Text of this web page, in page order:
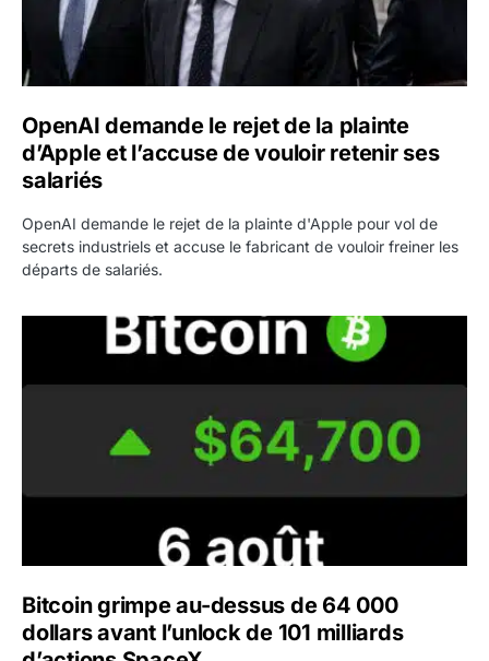
OpenAI demande le rejet de la plainte
d’Apple et l’accuse de vouloir retenir ses
salariés
OpenAI demande le rejet de la plainte d'Apple pour vol de
secrets industriels et accuse le fabricant de vouloir freiner les
départs de salariés.
Bitcoin grimpe au-dessus de 64 000 dollars avant
Bitcoin grimpe au-dessus de 64 000
dollars avant l’unlock de 101 milliards